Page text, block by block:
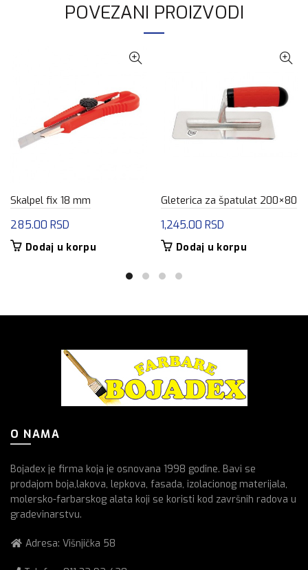
POVEZANI PROIZVODI
Skalpel fix 18 mm
285.00 RSD
Dodaj u korpu
Gleterica za špatulat 200×80
1,245.00 RSD
Dodaj u korpu
O NAMA
Bojadex je firma koja je osnovana 1998 godine. Bavi se
prodajom boja,lakova, lepkova, fasada, izolacionog materijala,
molersko-farbarskog alata koji se koristi kod završnih radova u
gradevinarstvu.
Adresa: Višnjička 58